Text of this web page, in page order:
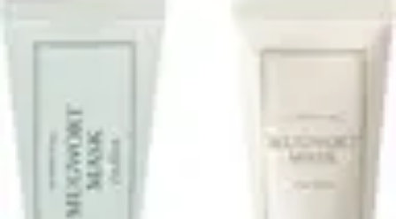
être et NaturePratiques de relaxation